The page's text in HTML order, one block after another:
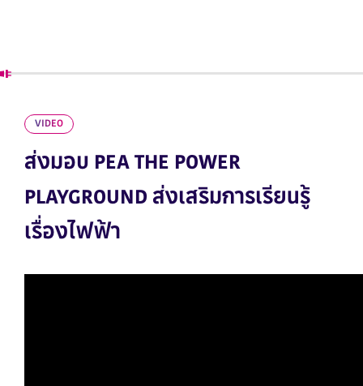
VIDEO
ส่งมอบ PEA THE POWER
PLAYGROUND ส่งเสริมการเรียนรู้
เรื่องไฟฟ้า